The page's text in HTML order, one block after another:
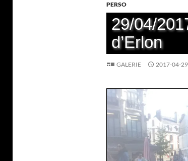
PERSO
29/04/
d’Erlon
GALERIE 2017-04-29